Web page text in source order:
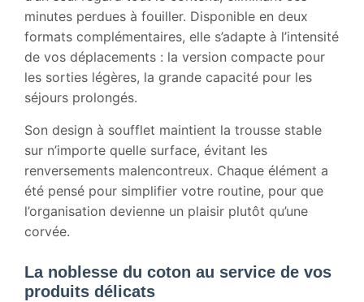
minutes perdues à fouiller. Disponible en deux
formats complémentaires, elle s’adapte à l’intensité
de vos déplacements : la version compacte pour
les sorties légères, la grande capacité pour les
séjours prolongés.
Son design à soufflet maintient la trousse stable
sur n’importe quelle surface, évitant les
renversements malencontreux. Chaque élément a
été pensé pour simplifier votre routine, pour que
l’organisation devienne un plaisir plutôt qu’une
corvée.
La noblesse du coton au service de vos
produits délicats